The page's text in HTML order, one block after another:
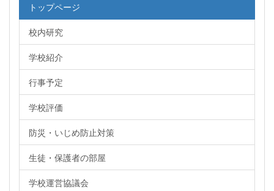
トップページ
校内研究
学校紹介
行事予定
学校評価
防災・いじめ防止対策
生徒・保護者の部屋
学校運営協議会